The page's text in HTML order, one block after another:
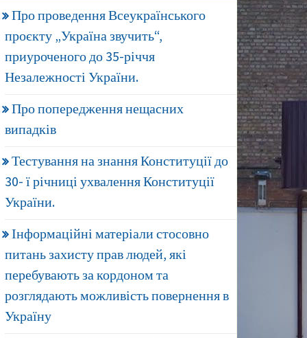
Про проведення Всеукраїнського
проєкту „Україна звучить“,
приуроченого до 35-річчя
Незалежності України.
Про попередження нещасних
випадків
Тестування на знання Конституції до
30- ї річниці ухвалення Конституції
України.
Інформаційні матеріали стосовно
питань захисту прав людей, які
перебувають за кордоном та
розглядають можливість повернення в
Україну